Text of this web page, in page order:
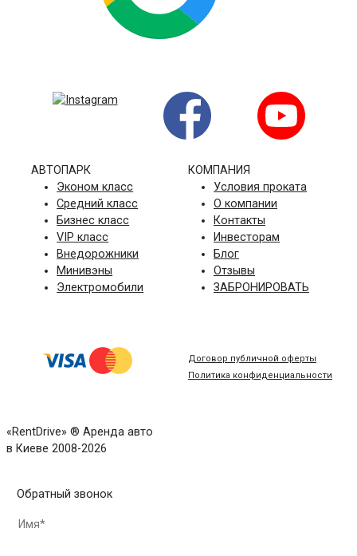
АВТОПАРК
Эконом класс
Средний класс
Бизнес класс
VIP класс
Внедорожники
Минивэны
Электромобили
КОМПАНИЯ
Условия проката
О компании
Контакты
Инвесторам
Блог
Отзывы
ЗАБРОНИРОВАТЬ
Договор публичной оферты
Политика конфиденциальности
«RentDrive» ® Аренда авто
в Киеве 2008-2026
Обратный звонок